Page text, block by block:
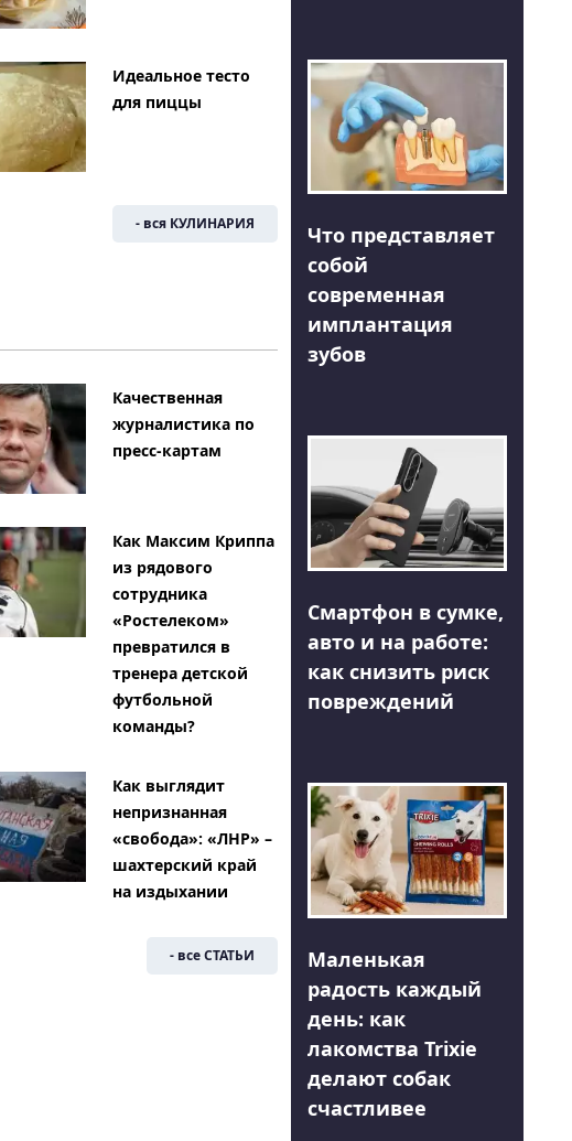
Идеальное тесто
для пиццы
- вся КУЛИНАРИЯ
Качественная
журналистика по
пресс-картам
Как Максим Криппа
из рядового
сотрудника
«Ростелеком»
превратился в
тренера детской
футбольной
команды?
Как выглядит
непризнанная
«свобода»: «ЛНР» –
шахтерский край
на издыхании
- все СТАТЬИ
Что представляет
собой
современная
имплантация
зубов
Смартфон в сумке,
авто и на работе:
как снизить риск
повреждений
Маленькая
радость каждый
день: как
лакомства Trixie
делают собак
счастливее